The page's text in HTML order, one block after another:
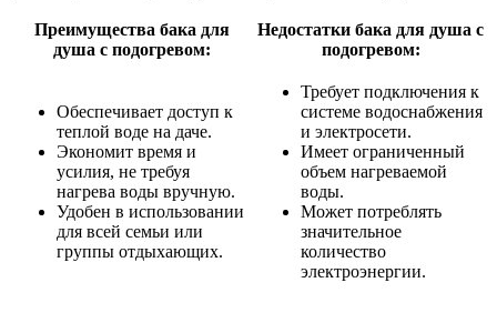
Преимущества бака для
душа с подогревом:
Недостатки бака для душа с
подогревом:
Обеспечивает доступ к
теплой воде на даче.
Экономит время и
усилия, не требуя
нагрева воды вручную.
Удобен в использовании
для всей семьи или
группы отдыхающих.
Требует подключения к
системе водоснабжения
и электросети.
Имеет ограниченный
объем нагреваемой
воды.
Может потреблять
значительное
количество
электроэнергии.